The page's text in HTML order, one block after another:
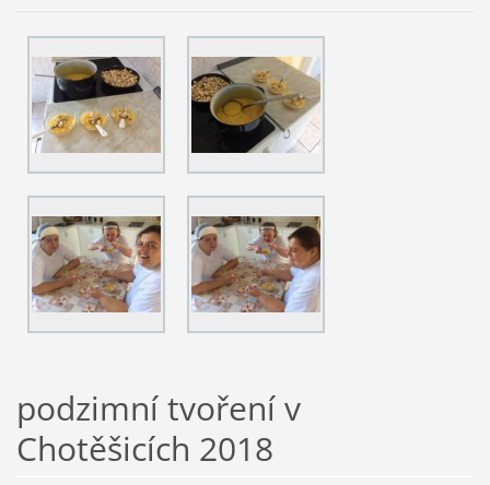
podzimní tvoření v
Chotěšicích 2018